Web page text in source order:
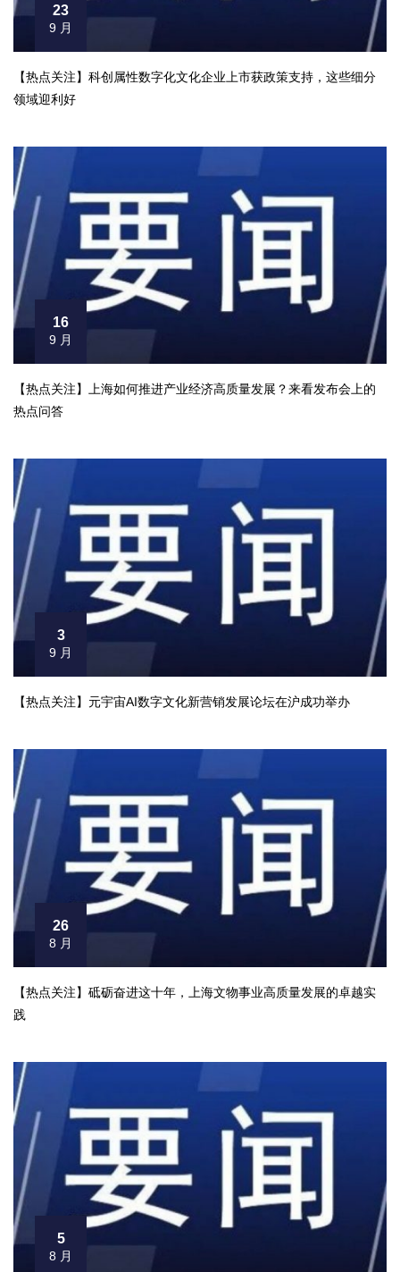
23
9 月
【热点关注】科创属性数字化文化企业上市获政策支持，这些细分
领域迎利好
16
9 月
【热点关注】上海如何推进产业经济高质量发展？来看发布会上的
热点问答
3
9 月
【热点关注】元宇宙AI数字文化新营销发展论坛在沪成功举办
26
8 月
【热点关注】砥砺奋进这十年，上海文物事业高质量发展的卓越实
践
5
8 月